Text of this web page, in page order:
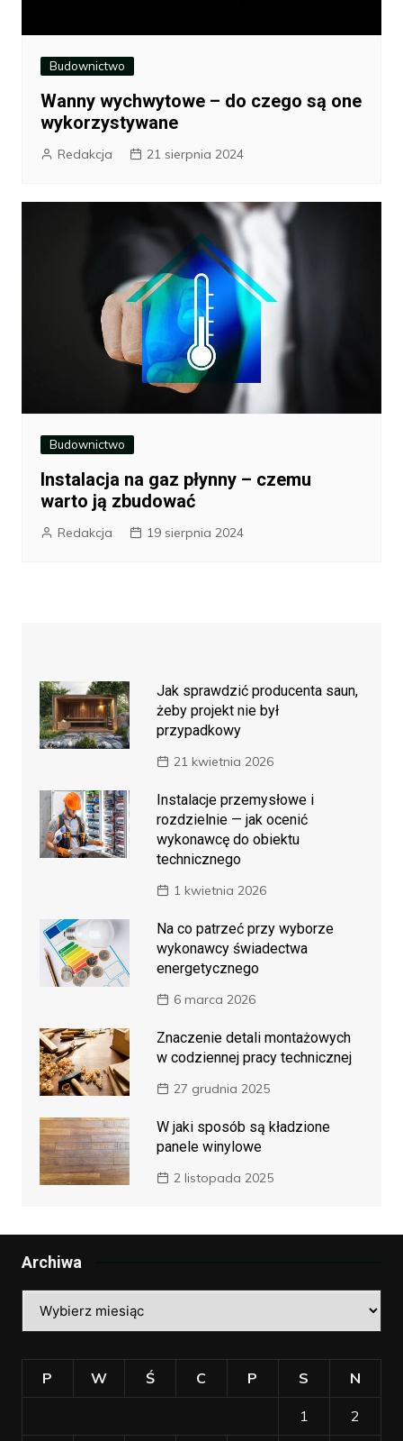
Budownictwo
Wanny wychwytowe – do czego są one
wykorzystywane
Redakcja 21 sierpnia 2024
Budownictwo
Instalacja na gaz płynny – czemu
warto ją zbudować
Redakcja 19 sierpnia 2024
Jak sprawdzić producenta saun,
żeby projekt nie był
przypadkowy
21 kwietnia 2026
Instalacje przemysłowe i
rozdzielnie — jak ocenić
wykonawcę do obiektu
technicznego
1 kwietnia 2026
Na co patrzeć przy wyborze
wykonawcy świadectwa
energetycznego
6 marca 2026
Znaczenie detali montażowych
w codziennej pracy technicznej
27 grudnia 2025
W jaki sposób są kładzione
panele winylowe
2 listopada 2025
Archiwa
P W Ś C P S N
1 2